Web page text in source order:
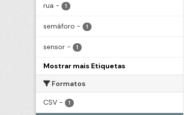
rua - 1
semáforo - 1
sensor - 1
Mostrar mais Etiquetas
Formatos
CSV - 1